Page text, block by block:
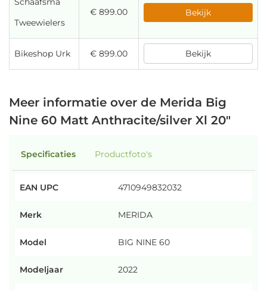
Tweewielers
€ 899.00 Bekijk
Bikeshop Urk € 899.00 Bekijk
Meer informatie over de Merida Big
Nine 60 Matt Anthracite/silver Xl 20"
Specificaties Productfoto's
EAN UPC 4710949832032
Merk MERIDA
Model BIG NINE 60
Modeljaar 2022